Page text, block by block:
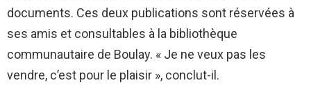
documents. Ces deux publications sont réservées à
ses amis et consultables à la bibliothèque
communautaire de Boulay. « Je ne veux pas les
vendre, c’est pour le plaisir », conclut-il.